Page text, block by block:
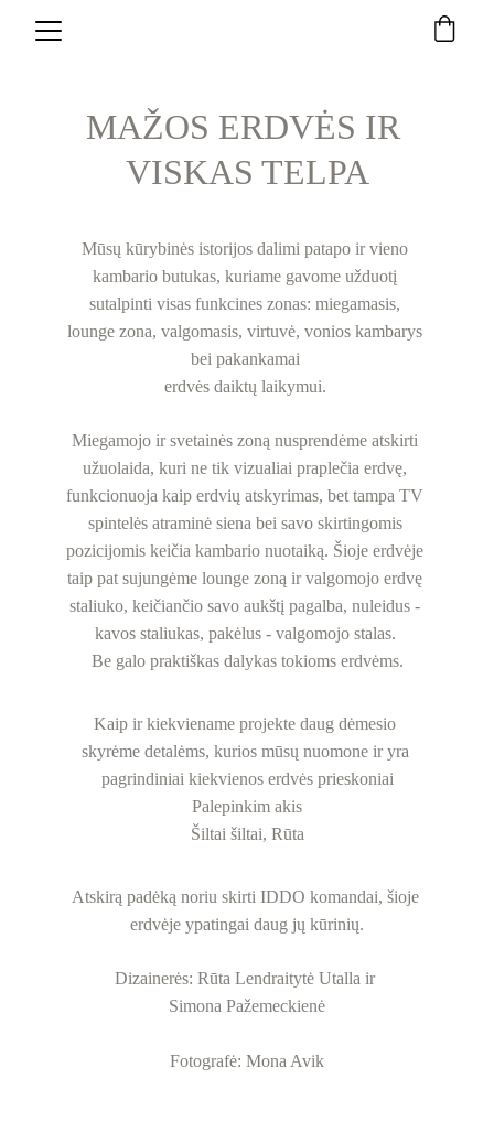
MAŽOS ERDVĖS IR
VISKAS TELPA
Mūsų kūrybinės istorijos dalimi patapo ir vieno
kambario butukas, kuriame gavome užduotį
sutalpinti visas funkcines zonas: miegamasis,
lounge zona, valgomasis, virtuvė, vonios kambarys
bei pakankamai
erdvės daiktų laikymui.
Miegamojo ir svetainės zoną nusprendėme atskirti
užuolaida, kuri ne tik vizualiai praplečia erdvę,
funkcionuoja kaip erdvių atskyrimas, bet tampa TV
spintelės atraminė siena bei savo skirtingomis
pozicijomis keičia kambario nuotaiką. Šioje erdvėje
taip pat sujungėme lounge zoną ir valgomojo erdvę
staliuko, keičiančio savo aukštį pagalba, nuleidus -
kavos staliukas, pakėlus - valgomojo stalas.
Be galo praktiškas dalykas tokioms erdvėms.
Kaip ir kiekviename projekte daug dėmesio
skyrėme detalėms, kurios mūsų nuomone ir yra
pagrindiniai kiekvienos erdvės prieskoniai
Palepinkim akis
Šiltai šiltai, Rūta
Atskirą padėką noriu skirti IDDO komandai, šioje
erdvėje ypatingai daug jų kūrinių.
Dizainerės: Rūta Lendraitytė Utalla ir
Simona Pažemeckienė
Fotografė: Mona Avik